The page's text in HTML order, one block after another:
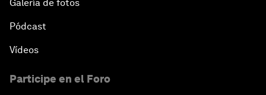
Galería de fotos
Pódcast
Vídeos
Participe en el Foro